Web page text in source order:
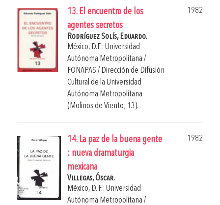
13. El encuentro de los
agentes secretos
1982
Rodríguez Solís, Eduardo.
México, D.F.: Universidad
Autónoma Metropolitana /
FONAPAS / Dirección de Difusión
Cultural de la Universidad
Autónoma Metropolitana
(Molinos de Viento; 13).
14. La paz de la buena gente
: nueva dramaturgia
mexicana
1982
Villegas, Óscar.
México, D. F.: Universidad
Autónoma Metropolitana /